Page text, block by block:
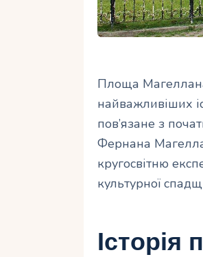
Площа
найважливіших
пов’язане з
Фернана
кругосвітню
культурної
Історія